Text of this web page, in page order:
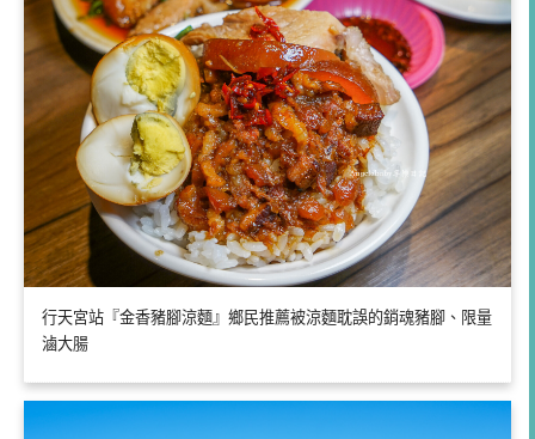
行天宮站『金香豬腳涼麵』鄉民推薦被涼麵耽誤的銷魂豬腳、限量
滷大腸